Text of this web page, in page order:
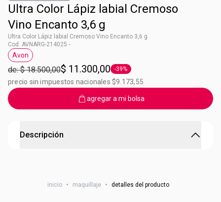
Ultra Color Lápiz labial Cremoso
Vino Encanto 3,6 g
Ultra Color Lápiz labial Cremoso Vino Encanto 3,6 g
Cod. AVNARG-214025 -
Etiqueta Avon
Avon
de: $ 18.500,00$ 11.300,00 Etiqueta -39%
-39%
precio sin impuestos nacionales $9.173,55
agregar a mi bolsa
Descripción
alto impacto y fidelidad que se ve en tus labios tal como lo
inicio • maquillaje • detalles del producto